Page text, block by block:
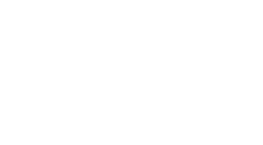
어드 하기도 좋은 이너티